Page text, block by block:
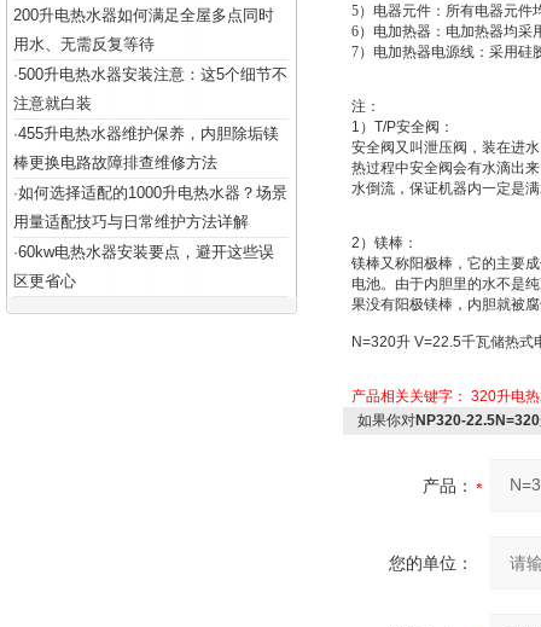
200升电热水器如何满足全屋多点同时
用水、无需反复等待
·500升电热水器安装注意：这5个细节不
注意就白装
·455升电热水器维护保养，内胆除垢镁
棒更换电路故障排查维修方法
·如何选择适配的1000升电热水器？场景
用量适配技巧与日常维护方法详解
·60kw电热水器安装要点，避开这些误
区更省心
5）电器元件：所有电器元件
6）电加热器：电加热器均采
7）电加热器电源线：采用硅
注：
1 ） T/P安全阀：
安全阀又叫泄压阀 ，装在进
热过程中安全阀会有水滴出
水倒流，保证机器内一定是
2 ） 镁棒：
镁棒又称阳极棒 ，它的主要
电池。由于内胆里的水不是
果没有阳极镁棒，内胆就被
N=320升 V=22.5千瓦储热式
产品相关关键字： 320升电
如果你对NP320-
产品：
您的单位：